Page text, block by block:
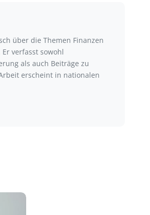
über die Themen Finanzen
verfasst sowohl
als auch Beiträge zu
erscheint in nationalen